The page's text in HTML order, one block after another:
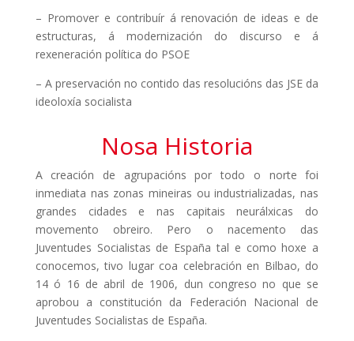
– Promover e contribuír á renovación de ideas e de
estructuras, á modernización do discurso e á
rexeneración política do PSOE
– A preservación no contido das resolucións das JSE da
ideoloxía socialista
Nosa Historia
A creación de agrupacións por todo o norte foi
inmediata nas zonas mineiras ou industrializadas, nas
grandes cidades e nas capitais neurálxicas do
movemento obreiro. Pero o nacemento das
Juventudes Socialistas de España tal e como hoxe a
conocemos, tivo lugar coa celebración en Bilbao, do
14 ó 16 de abril de 1906, dun congreso no que se
aprobou a constitución da Federación Nacional de
Juventudes Socialistas de España.